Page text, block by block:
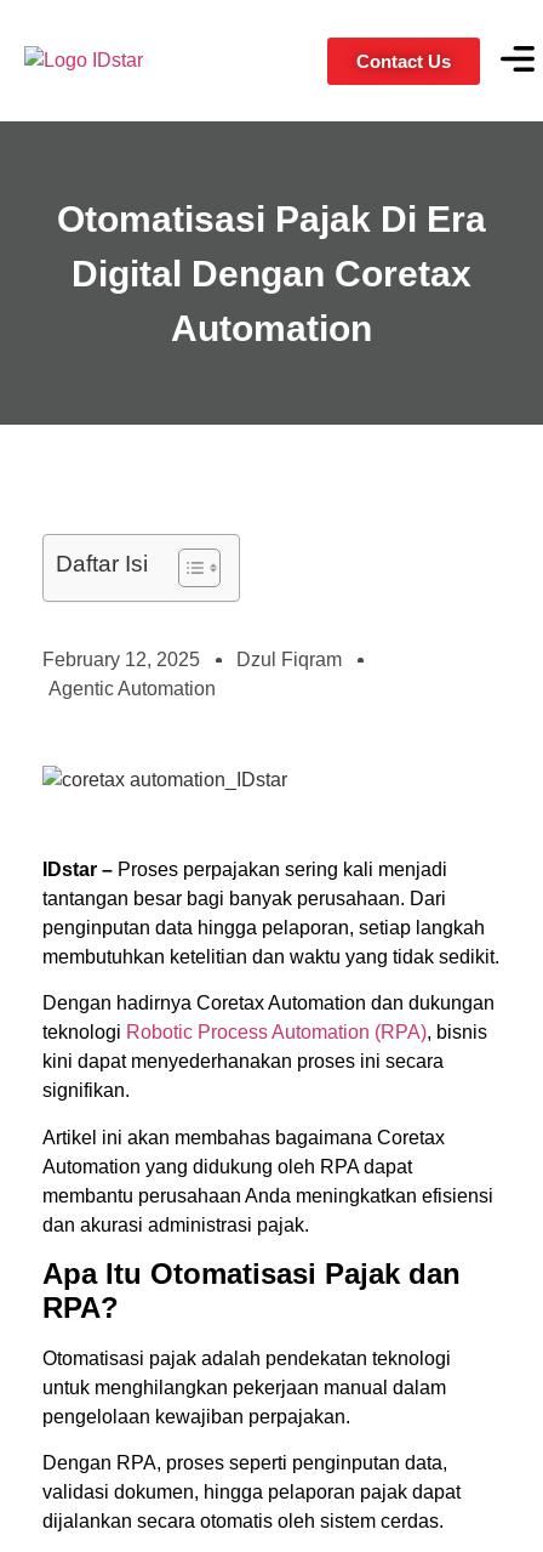
Contact Us
Otomatisasi Pajak Di Era
Digital Dengan Coretax
Automation
Daftar Isi
February 12, 2025
Dzul Fiqram
Agentic Automation
IDstar – Proses perpajakan sering kali menjadi
tantangan besar bagi banyak perusahaan. Dari
penginputan data hingga pelaporan, setiap langkah
membutuhkan ketelitian dan waktu yang tidak sedikit.
Dengan hadirnya Coretax Automation dan dukungan
teknologi Robotic Process Automation (RPA), bisnis
kini dapat menyederhanakan proses ini secara
signifikan.
Artikel ini akan membahas bagaimana Coretax
Automation yang didukung oleh RPA dapat
membantu perusahaan Anda meningkatkan efisiensi
dan akurasi administrasi pajak.
Apa Itu Otomatisasi Pajak dan
RPA?
Otomatisasi pajak adalah pendekatan teknologi
untuk menghilangkan pekerjaan manual dalam
pengelolaan kewajiban perpajakan.
Dengan RPA, proses seperti penginputan data,
validasi dokumen, hingga pelaporan pajak dapat
dijalankan secara otomatis oleh sistem cerdas.